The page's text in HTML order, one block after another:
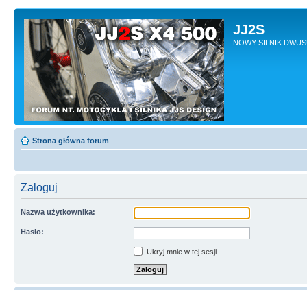
JJ2S
NOWY SILNIK
Strona główna forum
Zaloguj
Nazwa użytkownika:
Hasło:
Ukryj mnie w tej sesji